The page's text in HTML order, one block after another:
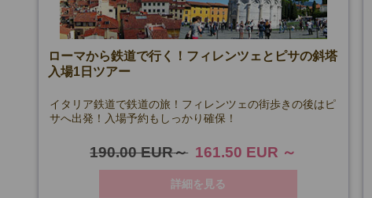
ローマから鉄道で行く！フィレンツェとピサの斜塔
入場1日ツアー
イタリア鉄道で鉄道の旅！フィレンツェの街歩きの後はピ
サへ出発！入場予約もしっかり確保！
190.00 EUR 161.50 EUR
詳細を見る